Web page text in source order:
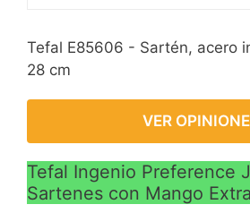
Tefal E85606 - Sartén, acero
28 cm
VER
Tefal Ingenio Preference
Sartenes con Mango Extra